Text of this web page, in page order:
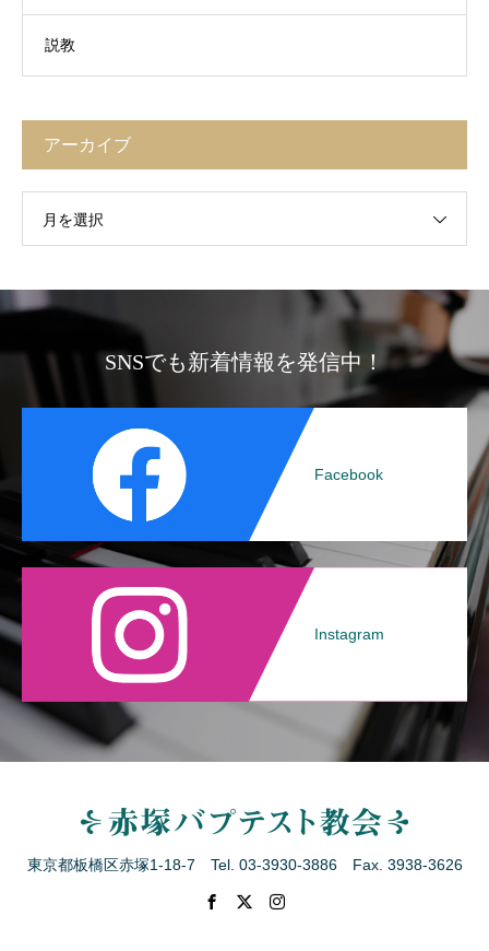
説教
アーカイブ
月を選択
SNSでも新着情報を発信中！
Facebook
Instagram
東京都板橋区赤塚1-18-7 Tel. 03-3930-3886 Fax. 3938-3626